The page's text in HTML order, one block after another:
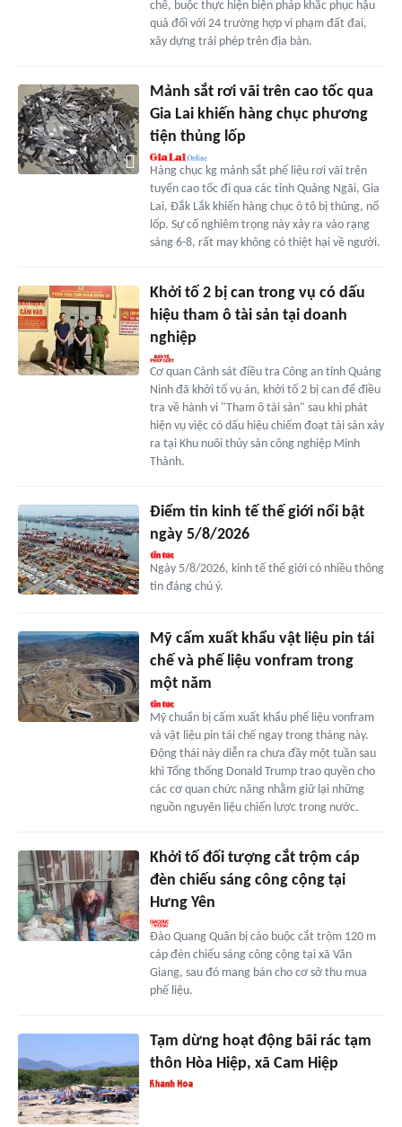
chế, buộc thực hiện biện pháp khắc phục hậu
quả đối với 24 trường hợp vi phạm đất đai,
xây dựng trái phép trên địa bàn.
Mảnh sắt rơi vãi trên cao tốc qua
Gia Lai khiến hàng chục phương
tiện thủng lốp
Hàng chục kg mảnh sắt phế liệu rơi vãi trên
tuyến cao tốc đi qua các tỉnh Quảng Ngãi, Gia
Lai, Đắk Lắk khiến hàng chục ô tô bị thủng, nổ
lốp. Sự cố nghiêm trọng này xảy ra vào rạng
sáng 6-8, rất may không có thiệt hại về người.
Khởi tố 2 bị can trong vụ có dấu
hiệu tham ô tài sản tại doanh
nghiệp
Cơ quan Cảnh sát điều tra Công an tỉnh Quảng
Ninh đã khởi tố vụ án, khởi tố 2 bị can để điều
tra về hành vi "Tham ô tài sản" sau khi phát
hiện vụ việc có dấu hiệu chiếm đoạt tài sản xảy
ra tại Khu nuôi thủy sản công nghiệp Minh
Thành.
Điểm tin kinh tế thế giới nổi bật
ngày 5/8/2026
Ngày 5/8/2026, kinh tế thế giới có nhiều thông
tin đáng chú ý.
Mỹ cấm xuất khẩu vật liệu pin tái
chế và phế liệu vonfram trong
một năm
Mỹ chuẩn bị cấm xuất khẩu phế liệu vonfram
và vật liệu pin tái chế ngay trong tháng này.
Động thái này diễn ra chưa đầy một tuần sau
khi Tổng thống Donald Trump trao quyền cho
các cơ quan chức năng nhằm giữ lại những
nguồn nguyên liệu chiến lược trong nước.
Khởi tố đối tượng cắt trộm cáp
đèn chiếu sáng công cộng tại
Hưng Yên
Đào Quang Quân bị cáo buộc cắt trộm 120 m
cáp đèn chiếu sáng công cộng tại xã Văn
Giang, sau đó mang bán cho cơ sở thu mua
phế liệu.
Tạm dừng hoạt động bãi rác tạm
thôn Hòa Hiệp, xã Cam Hiệp